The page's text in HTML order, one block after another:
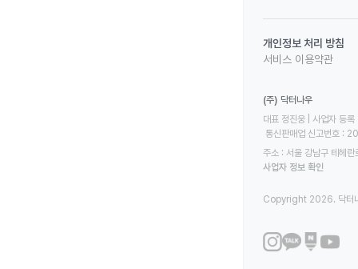
개인정보 처리 방침
서비스 이용약관
(주) 닥터나우
대표 정진웅 | 사업자
통신판매업 신고번호
주소 : 서울 강남구 테헤
사업자 정보 확인
Copyright 2026. 닥터